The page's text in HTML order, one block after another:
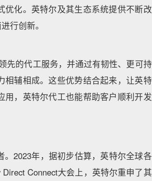
化。英特尔及其生态系统提供不断改
行创新。
先的代工服务，并通过有韧性、更可持
辅相成。这些优势结合起来，让英特
，英特尔代工也能帮助客户顺利开发
2023年，据初步估算，英特尔全球各
Connect大会上，英特尔重申了其